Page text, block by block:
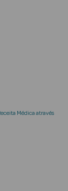
Médica através